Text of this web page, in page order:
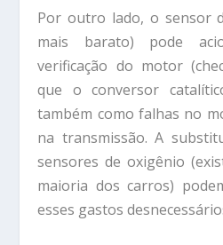
Por outro lado, o sensor
mais barato) pode
verificação do motor
que o conversor
também como falhas no
na transmissão. A
sensores de oxigênio
maioria dos carros)
esses gastos